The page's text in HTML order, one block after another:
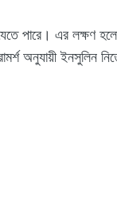
এর লক্ষণ
অনুযায়ী ইনসুলিন